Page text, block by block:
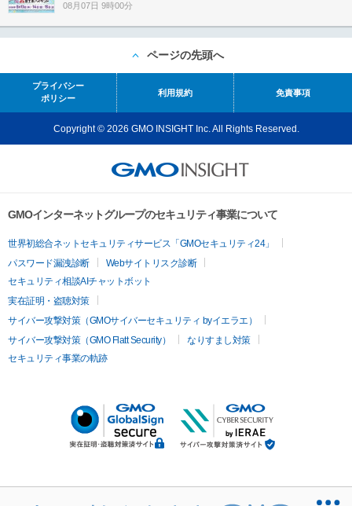
08月07日 9時00分
ページの先頭へ
プライバシー
ポリシー
利用規約 免責事項
Copyright © 2026 GMO INSIGHT Inc. All Rights Reserved.
GMOインターネットグループのセキュリティ事業について
世界初総合ネットセキュリティサービス「GMOセキュリティ24」
パスワード漏洩診断
Webサイトリスク診断
セキュリティ相談AIチャットボット
実在証明・盗聴対策
サイバー攻撃対策（GMOサイバーセキュリティ byイエラエ）
サイバー攻撃対策（GMO Flatt Security）
なりすまし対策
セキュリティ事業の軌跡